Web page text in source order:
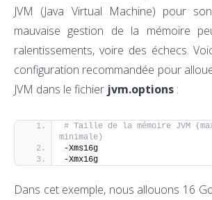
JVM (Java Virtual Machine) pour
mauvaise gestion de la mémoire
ralentissements, voire des échecs.
configuration recommandée pour
JVM dans le fichier jvm.options :
# Taille de la mémoire JVM
minimale)
-Xms16g
-Xmx16g
Dans cet exemple, nous allouons 16